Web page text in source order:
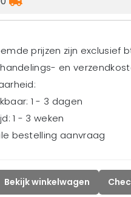
prijzen zijn exclusief
en
1 - 3 dagen
1 - 3 weken
bestelling aanvraag
Bekijk winkelwagen